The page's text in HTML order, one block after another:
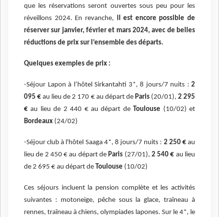
que les réservations seront ouvertes sous peu pour les
réveillons 2024. En revanche, il est encore possible de
réserver sur janvier, février et mars 2024, avec de belles
réductions de prix sur l’ensemble des départs.
Quelques exemples de prix :
-Séjour Lapon à l’hôtel Sirkantahti 3*, 8 jours/7 nuits : 2
095 € au lieu de 2 170 € au départ de Paris(20/01), 2 295
€ au lieu de 2 440 € au départ de Toulouse (10/02) et
Bordeaux (24/02)
-Séjour club à l'hôtel Saaga 4*, 8 jours/7 nuits : 2 250 €au
lieu de 2 450 € au départ deParis (27/01), 2 540 € au lieu
de 2 695 € au départ de Toulouse (10/02)
Ces séjours incluent la pension complète et les activités
suivantes : motoneige, pêche sous la glace, traîneau à
rennes, traîneau à chiens, olympiades lapones. Sur le 4*, le